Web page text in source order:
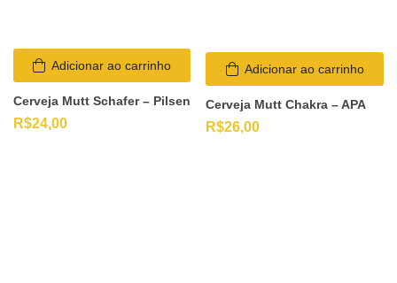
Adicionar ao carrinho
Cerveja Mutt Schafer – Pilsen
R$24,00
Adicionar ao carrinho
Cerveja Mutt Chakra – APA
R$26,00